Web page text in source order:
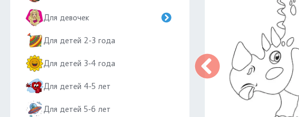
Для девочек
Для детей 2-3 года
Для детей 3-4 года
Для детей 4-5 лет
Для детей 5-6 лет